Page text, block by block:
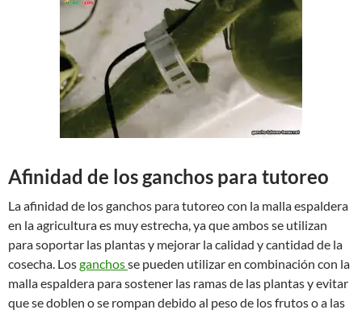
Afinidad de los ganchos para tutoreo
La afinidad de los ganchos para tutoreo con la malla espaldera
en la agricultura es muy estrecha, ya que ambos se utilizan
para soportar las plantas y mejorar la calidad y cantidad de la
cosecha. Losganchosse pueden utilizar en combinación con la
malla espaldera para sostener las ramas de las plantas y evitar
que se doblen o se rompan debido al peso de los frutos o a las